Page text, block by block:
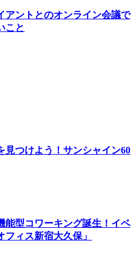
アントとのオンライン会議で
こと
見つけよう！サンシャイン60
能型コワーキング誕生！イベ
ィス新宿大久保」